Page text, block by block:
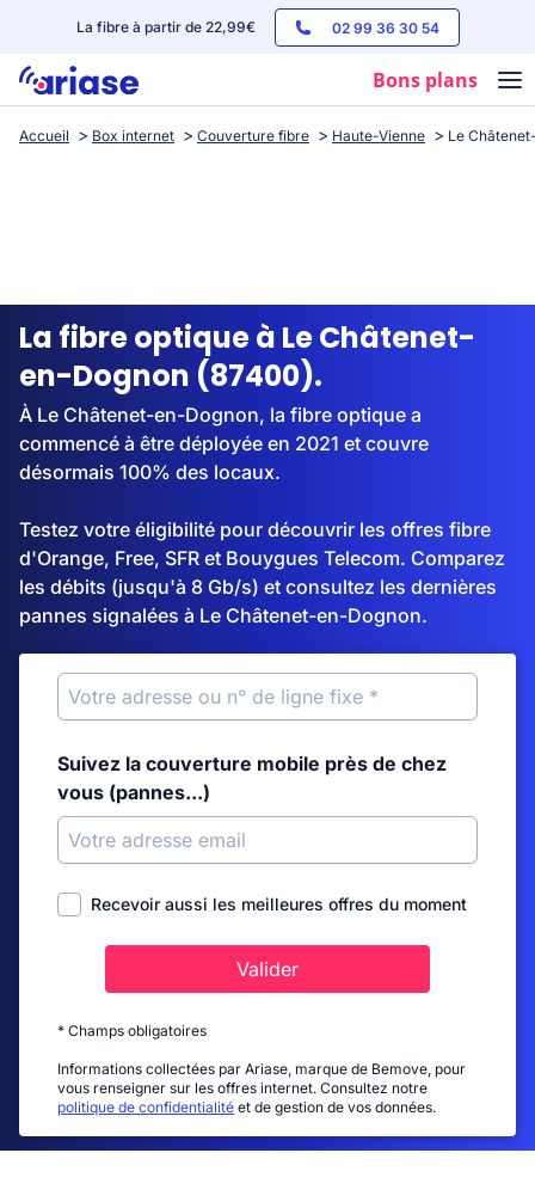
La fibre à partir de 22,99€ 02 99 36 30 54
Bons plans
Box internet
Streaming
Accueil Box internet Couverture fibre Haute-Vienne Le
La fibre optique à Le Châtenet-
en-Dognon (87400).
À Le Châtenet-en-Dognon, la fibre optique a
commencé à être déployée en 2021 et couvre
désormais 100% des locaux.
Testez votre éligibilité pour découvrir les offres fibre
d'Orange, Free, SFR et Bouygues Telecom. Comparez
les débits (jusqu'à 8 Gb/s) et consultez les dernières
pannes signalées à Le Châtenet-en-Dognon.
Suivez la couverture mobile près de chez
vous (pannes...)
Recevoir aussi les meilleures offres du moment
Valider
* Champs obligatoires
Informations collectées par Ariase, marque de Bemove, pour
vous renseigner sur les offres internet. Consultez notre
politique de confidentialité et de gestion de vos données.